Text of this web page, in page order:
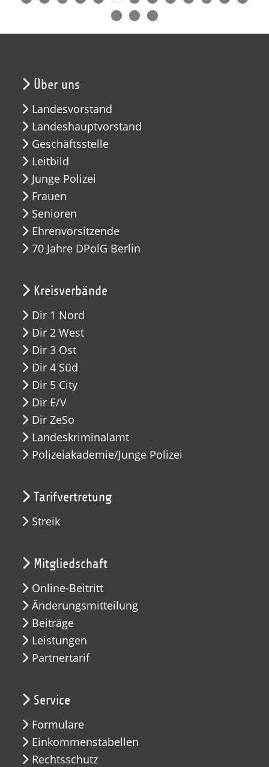
Über uns
Landesvorstand
Landeshauptvorstand
Geschäftsstelle
Leitbild
Junge Polizei
Frauen
Senioren
Ehrenvorsitzende
70 Jahre DPolG Berlin
Kreisverbände
Dir 1 Nord
Dir 2 West
Dir 3 Ost
Dir 4 Süd
Dir 5 City
Dir E/V
Dir ZeSo
Landeskriminalamt
Polizeiakademie/Junge Polizei
Tarifvertretung
Streik
Mitgliedschaft
Online-Beitritt
Änderungsmitteilung
Beiträge
Leistungen
Partnertarif
Service
Formulare
Einkommenstabellen
Rechtsschutz